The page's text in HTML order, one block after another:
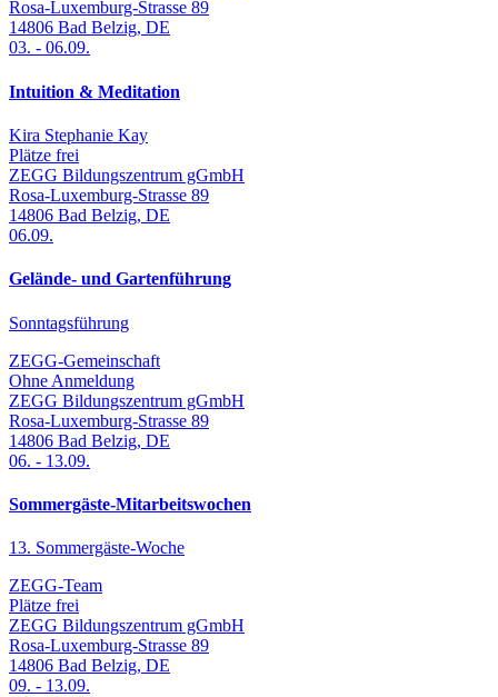
Rosa-Luxemburg-Strasse 89
14806 Bad Belzig, DE
03. - 06.09.
Intuition & Meditation
Kira Stephanie Kay
Plätze frei
ZEGG Bildungszentrum gGmbH
Rosa-Luxemburg-Strasse 89
14806 Bad Belzig, DE
06.09.
Gelände- und Gartenführung
Sonntagsführung
ZEGG-Gemeinschaft
Ohne Anmeldung
ZEGG Bildungszentrum gGmbH
Rosa-Luxemburg-Strasse 89
14806 Bad Belzig, DE
06. - 13.09.
Sommergäste-Mitarbeitswochen
13. Sommergäste-Woche
ZEGG-Team
Plätze frei
ZEGG Bildungszentrum gGmbH
Rosa-Luxemburg-Strasse 89
14806 Bad Belzig, DE
09. - 13.09.